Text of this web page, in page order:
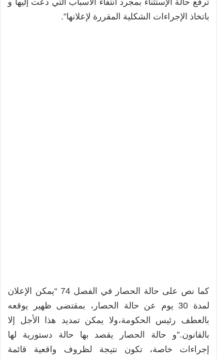
ترفع حالة الإستثناء بمجرد انتفاء الأسباب التي دعت إليها و
باتخاذ الإجراءات الشكلية المقررة لإعلانها”.
كما نص على حالة الحصار في الفصل 74 “يمكن الإعلان
لمدة 30 يوم عن حالة الحصار، بمقتضى ظهير يوقعه
بالعطف رئيس الحكومة،ولا يمكن تمديد هذا الأجل إلا
بالقانون.”و حالة الحصار يقصد بها حالة دستورية لها
إجراءات خاصة، تكون نتيجة لظروف واقعية قائمة